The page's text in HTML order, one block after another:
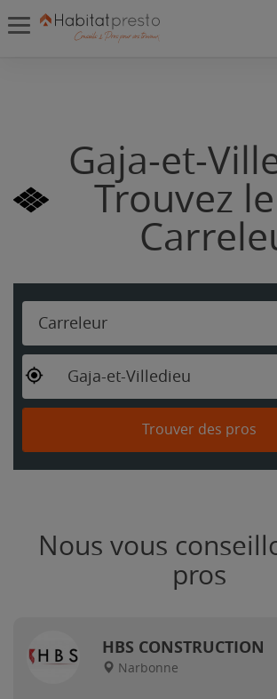
Gaja-et-
Trouvez
Carreleur
Gaja-et-Villedieu
Trouver des pros
Nous vous
pros
HBS CONSTRUCTION
Narbonne